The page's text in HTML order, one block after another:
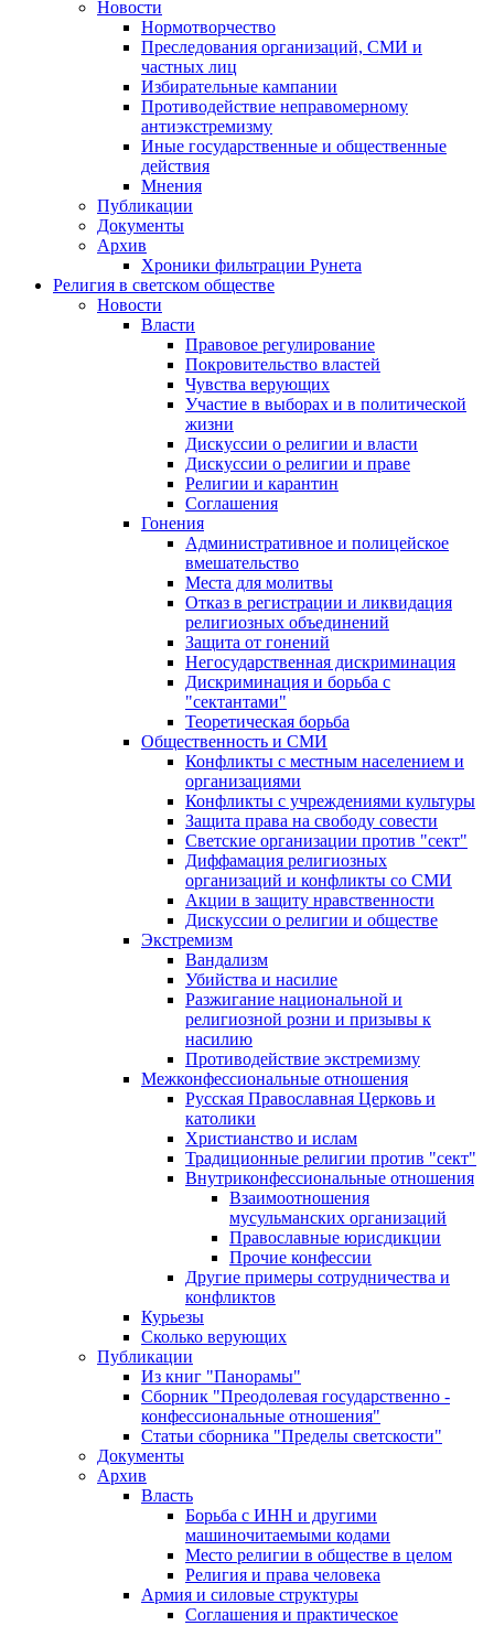
Новости
Нормотворчество
Преследования организаций, СМИ и
частных лиц
Избирательные кампании
Противодействие неправомерному
антиэкстремизму
Иные государственные и общественные
действия
Мнения
Публикации
Документы
Архив
Хроники фильтрации Рунета
Религия в светском обществе
Новости
Власти
Правовое регулирование
Покровительство властей
Чувства верующих
Участие в выборах и в политической
жизни
Дискуссии о религии и власти
Дискуссии о религии и праве
Религии и карантин
Соглашения
Гонения
Административное и полицейское
вмешательство
Места для молитвы
Отказ в регистрации и ликвидация
религиозных объединений
Защита от гонений
Негосударственная дискриминация
Дискриминация и борьба с
"сектантами"
Теоретическая борьба
Общественность и СМИ
Конфликты с местным населением и
организациями
Конфликты с учреждениями культуры
Защита права на свободу совести
Светские организации против "сект"
Диффамация религиозных
организаций и конфликты со СМИ
Акции в защиту нравственности
Дискуссии о религии и обществе
Экстремизм
Вандализм
Убийства и насилие
Разжигание национальной и
религиозной розни и призывы к
насилию
Противодействие экстремизму
Межконфессиональные отношения
Русская Православная Церковь и
католики
Христианство и ислам
Традиционные религии против "сект"
Внутриконфессиональные отношения
Взаимоотношения
мусульманских организаций
Православные юрисдикции
Прочие конфессии
Другие примеры сотрудничества и
конфликтов
Курьезы
Сколько верующих
Публикации
Из книг "Панорамы"
Сборник "Преодолевая государственно -
конфессиональные отношения"
Статьи сборника "Пределы светскости"
Документы
Архив
Власть
Борьба с ИНН и другими
машиночитаемыми кодами
Место религии в обществе в целом
Религия и права человека
Армия и силовые структуры
Соглашения и практическое